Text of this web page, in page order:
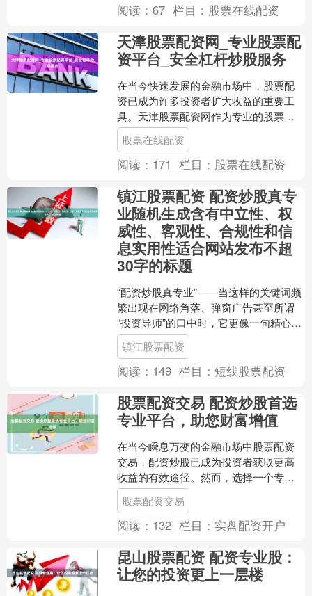
阅读：67 栏目： 股票在线配资
天津股票配资网_专业股票配
资平台_安全杠杆炒股服务
在当今快速发展的金融市场中，股票配
资已成为许多投资者扩大收益的重要工
具。天津股票配资网作为专业的股票配
资平台，致力于为投资者提供安全可靠
的杠杆炒股服务，帮助他们....
股票在线配资
阅读： 171 栏目： 股票在线配资
镇江股票配资 配资炒股真专
业随机生成含有中立性、权
威性、客观性、合规性和信
息实用性适合网站发布不超
30字的标题
“配资炒股真专业”——当这样的关键词频
繁出现在网络角落、弹窗广告甚至所谓
“投资导师”的口中时，它更像一句精心设
计的咒语，而非客观评价。它勾勒出一
幅诱人图景：仿佛....
镇江股票配资
阅读： 149 栏目： 短线股票配资
股票配资交易 配资炒股首选
专业平台，助您财富增值
在当今瞬息万变的金融市场中股票配资
交易，配资炒股已成为投资者获取更高
收益的有效途径。然而，选择一个专业
可靠的配资平台至关重要。 * **放大资金
规模：**投资者....
股票配资交易
阅读： 132 栏目： 实盘配资开户
昆山股票配资 配资专业股：
让您的投资更上一层楼